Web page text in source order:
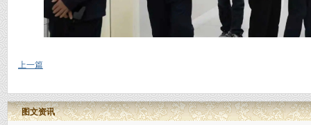
上一篇
图文资讯